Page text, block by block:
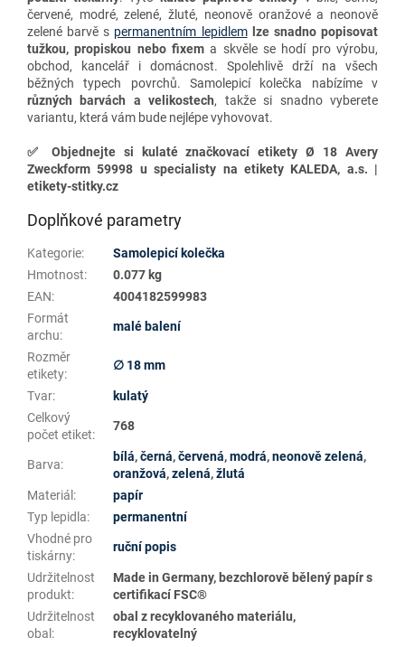
červené, modré, zelené, žluté, neonově oranžové a neonově
zelené barvě s permanentním lepidlem lze snadnopopisovat
tužkou, propiskou nebo fixem a skvěle se hodí pro výrobu,
obchod, kancelář i domácnost. Spolehlivě drží na všech
běžných typech povrchů. Samolepicí kolečka nabízíme v
různých barvách a velikostech, takže si snadno vyberete
variantu, která vám bude nejlépe vyhovovat.
✅ Objednejte si kulaté značkovací etikety Ø 18 Avery
Zweckform 59998 u specialisty na etikety KALEDA, a.s. |
etikety-stitky.cz
Doplňkové parametry
Kategorie:
Samolepicí kolečka
Hmotnost:
0.077 kg
EAN:
4004182599983
Formát
archu:
malé balení
Rozměr
etikety:
∅ 18 mm
Tvar:
kulatý
Celkový
počet etiket:
768
Barva:
bílá,černá,červená,modrá,neonově zelená,
oranžová,zelená,žlutá
Materiál :
papír
Typ lepidla:
permanentní
Vhodné pro
tiskárny:
ruční popis
Udržitelnost
produkt:
Made in Germany, bezchlorově bělený papír s
certifikací FSC®
Udržitelnost
obal :
obal z recyklovaného materiálu,
recyklovatelný